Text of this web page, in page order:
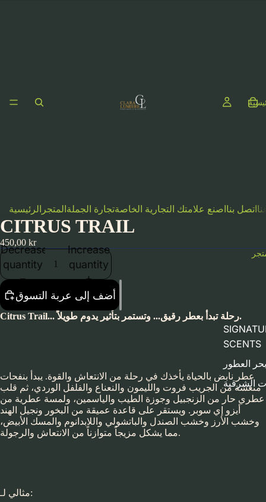
SCENTS
بحر العطور
الشرقية
الرئيسية المتجر تجارة الجملةاصنع علامتك التجارية الخاصة اتصل بنا
CITRUS TRAIL
450,00 kr
Decrease
quantity
Increase
quantity
أضف إلى عربة التسوق
Citrus Trail... رحلة تبدأ بعطر رقيق... وتستمر بتأثير يدوم طويلاً.
عطر نابض بالحياة يأخذك في رحلة من الانتعاش والقوة. يبدأ بنفحات
منعشة من الجريب فروت والليمون والنعناع والفلفل الوردي، ثم قلب
عطري حار من الزنجبيل وجوزة الطيب والياسمين، ولمسة عطرية من
أيزو إي سوبر. ويستقر على قاعدة عميقة من البخور ونجيل الهند
وخشب الأرز وخشب الصندل والباتشولي واللابدانوم والمسك الأبيض،
مما يشكل مزيجاً متوازناً من الانتعاش والرجولة.
مثالي لـ: